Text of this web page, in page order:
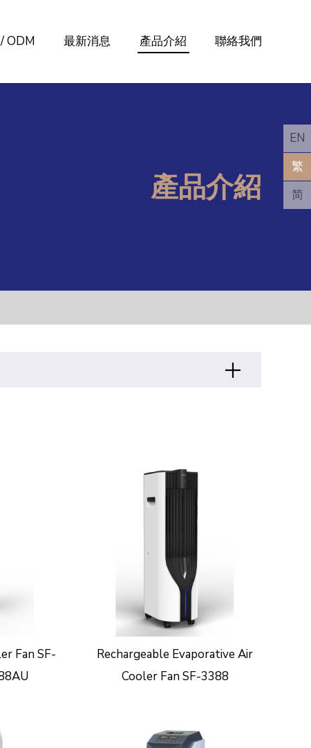
ODM 最新消息 產品介紹 聯絡我們
產品介紹
Fan SF-
Rechargeable Evaporative Air
Cooler Fan SF-3388
EN
繁
简